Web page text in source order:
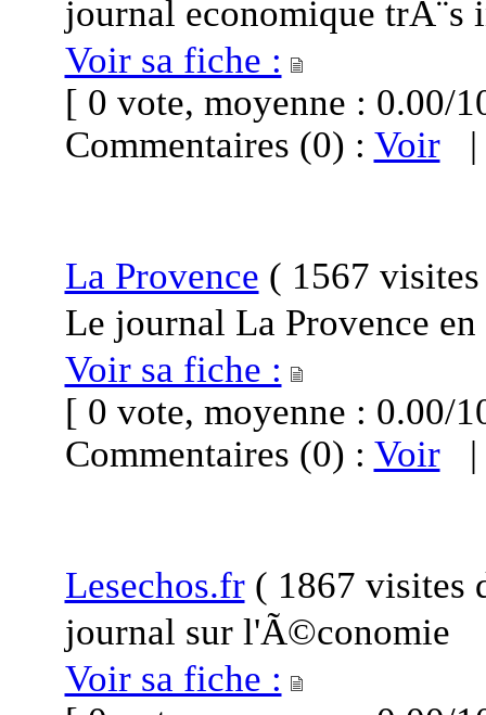
journal economique trÃ¨s
Voir sa fiche :
[ 0 vote, moyenne :
Commentaires (0) : Voir
La Provence ( 1567
Le journal La Provence
Voir sa fiche :
[ 0 vote, moyenne :
Commentaires (0) : Voir
Lesechos.fr( 1867 visites
journal sur l'Ã©conomie
Voir sa fiche :